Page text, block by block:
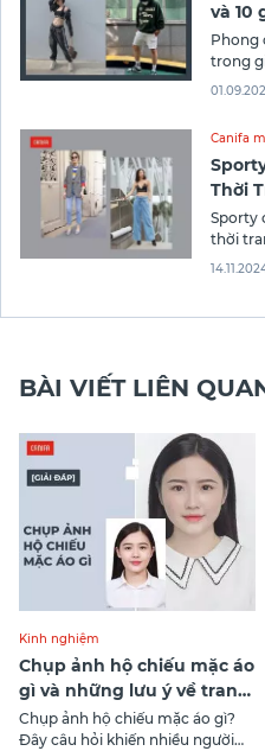
và 10
Phong
trong
giữa sự
mình
Canifa
Thời
Cách
Sporty
thời
thích.
BÀI VIẾT LIÊN
Kinh nghiệm
Chụp ảnh hộ chiếu mặc áo
gì và những lưu ý về trang
phục
Chụp ảnh hộ chiếu mặc áo gì?
Đây câu hỏi khiến nhiều người